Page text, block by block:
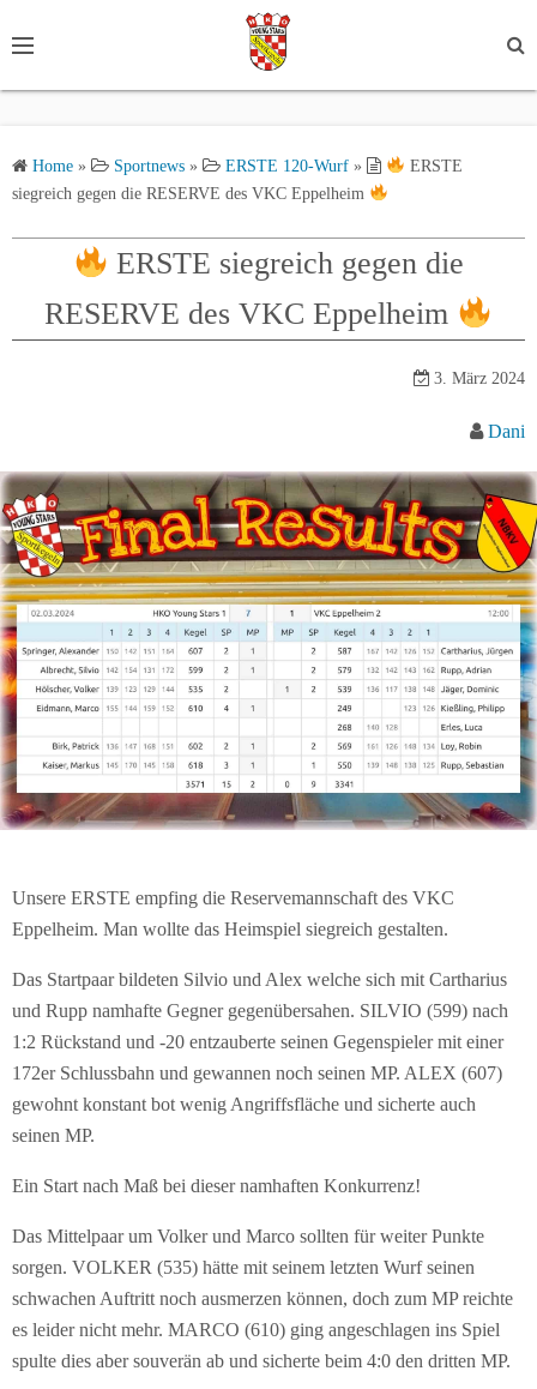
Home » Sportnews » ERSTE 120-Wurf »
ERSTE
siegreich gegen die RESERVE des VKC Eppelheim
ERSTE siegreich gegen die
RESERVE des VKC Eppelheim
3. März 2024
Dani
Unsere ERSTE empfing die Reservemannschaft des VKC
Eppelheim. Man wollte das Heimspiel siegreich gestalten.
Das Startpaar bildeten Silvio und Alex welche sich mit Cartharius
und Rupp namhafte Gegner gegenübersahen. SILVIO (599) nach
1:2 Rückstand und -20 entzauberte seinen Gegenspieler mit einer
172er Schlussbahn und gewannen noch seinen MP. ALEX (607)
gewohnt konstant bot wenig Angriffsfläche und sicherte auch
seinen MP.
Ein Start nach Maß bei dieser namhaften Konkurrenz!
Das Mittelpaar um Volker und Marco sollten für weiter Punkte
sorgen. VOLKER (535) hätte mit seinem letzten Wurf seinen
schwachen Auftritt noch ausmerzen können, doch zum MP reichte
es leider nicht mehr. MARCO (610) ging angeschlagen ins Spiel
spulte dies aber souverän ab und sicherte beim 4:0 den dritten MP.